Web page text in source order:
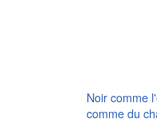
Noir comme
comme du